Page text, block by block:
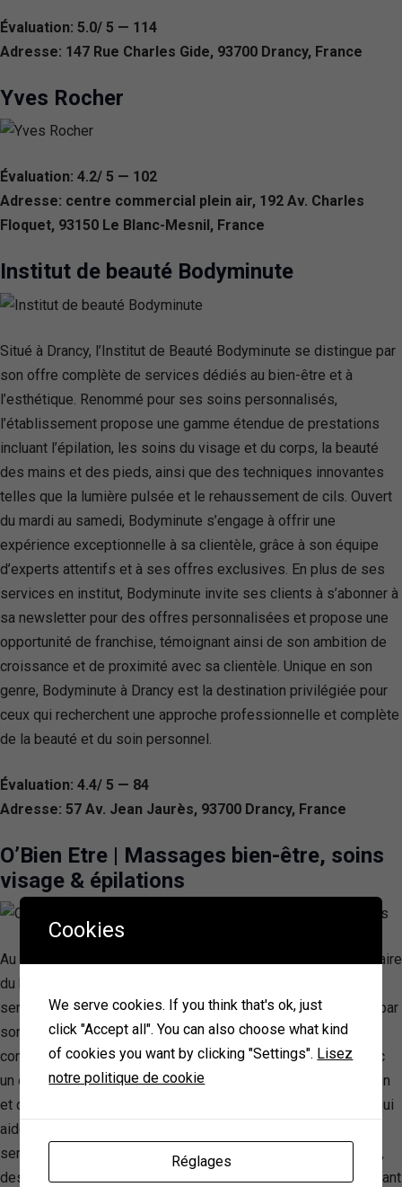
Évaluation: 5.0/ 5 — 114
Adresse: 147 Rue Charles Gide, 93700 Drancy, France
Yves Rocher
Évaluation: 4.2/ 5 — 102
Adresse: centre commercial plein air, 192 Av. Charles
Floquet, 93150 Le Blanc-Mesnil, France
Institut de beauté Bodyminute
Situé à Drancy, l’Institut de Beauté Bodyminute se distingue par
son offre complète de services dédiés au bien-être et à
l’esthétique. Renommé pour ses soins personnalisés,
l’établissement propose une gamme étendue de prestations
incluant l’épilation, les soins du visage et du corps, la beauté
des mains et des pieds, ainsi que des techniques innovantes
telles que la lumière pulsée et le rehaussement de cils. Ouvert
du mardi au samedi, Bodyminute s’engage à offrir une
expérience exceptionnelle à sa clientèle, grâce à son équipe
d’experts attentifs et à ses offres exclusives. En plus de ses
services en institut, Bodyminute invite ses clients à s’abonner à
sa newsletter pour des offres personnalisées et propose une
opportunité de franchise, témoignant ainsi de son ambition de
croissance et de proximité avec sa clientèle. Unique en son
genre, Bodyminute à Drancy est la destination privilégiée pour
ceux qui recherchent une approche professionnelle et complète
de la beauté et du soin personnel.
Évaluation: 4.4/ 5 — 84
Adresse: 57 Av. Jean Jaurès, 93700 Drancy, France
O’Bien Etre | Massages bien-être, soins
visage & épilations
Au cœur d’Aulnay-sous-Bois se trouve O’Bien Etre, un sanctuaire
du bien-être dirigé par Charline, une praticienne dévouée au
service de la santé holistique. Cette entreprise se distingue par
son approche personnalisée, offrant une gamme de soins
conçus pour favoriser l’équilibre et le bien-être intérieur. Avec
un engagement profond envers les valeurs de soin, d’attention
et d’excellence, O’Bien Etre propose une expérience unique qui
aide ses clients à trouver la sérénité et la revitalisation. Les
services, méticuleusement élaborés, incluent des massages,
des soins énergétiques et des consultations bien-être, reflétant
Cookies
We serve cookies. If you think that's ok, just
click "Accept all". You can also choose what kind
of cookies you want by clicking "Settings". Lisez
notre politique de cookie
Réglages